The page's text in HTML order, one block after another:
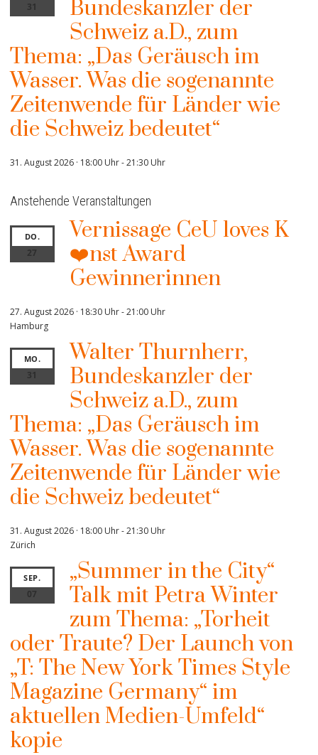
31
Bundeskanzler der
Schweiz a.D., zum
Thema: „Das Geräusch im
Wasser. Was die sogenannte
Zeitenwende für Länder wie
die Schweiz bedeutet“
31. August 2026 · 18:00 Uhr-21:30 Uhr
Anstehende Veranstaltungen
DO.
27
Vernissage CeU loves K
❤️nst Award
Gewinnerinnen
27. August 2026 · 18:30 Uhr-21:00 Uhr
Hamburg
MO.
31
Walter Thurnherr,
Bundeskanzler der
Schweiz a.D., zum
Thema: „Das Geräusch im
Wasser. Was die sogenannte
Zeitenwende für Länder wie
die Schweiz bedeutet“
31. August 2026 · 18:00 Uhr-21:30 Uhr
Zürich
SEP.
07
„Summer in the City“
Talk mit Petra Winter
zum Thema: „Torheit
oder Traute? Der Launch von
„T: The New York Times Style
Magazine Germany“ im
aktuellen Medien-Umfeld“
kopie